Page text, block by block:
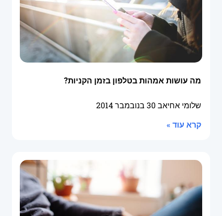
מה עושות אמהות בטלפון בזמן הקניות?
שלומי אחיאב30 בנובמבר 2014
קרא עוד »